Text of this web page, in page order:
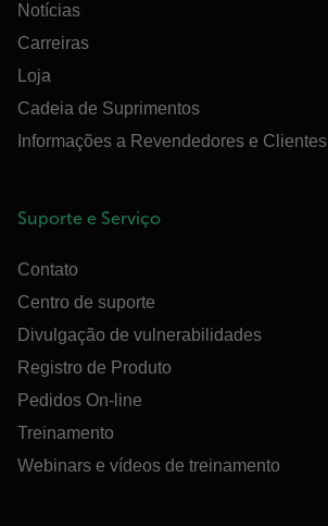
Notícias
Carreiras
Loja
Cadeia de Suprimentos
Informações a Revendedores e Clientes
Suporte e Serviço
Contato
Centro de suporte
Divulgação de vulnerabilidades
Registro de Produto
Pedidos On-line
Treinamento
Webinars e vídeos de treinamento